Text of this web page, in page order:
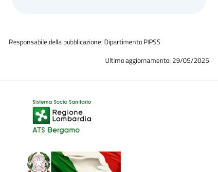
Responsabile della pubblicazione: Dipartimento PIPSS
Ultimo aggiornamento: 29/05/2025